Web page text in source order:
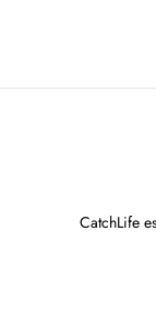
CatchLife